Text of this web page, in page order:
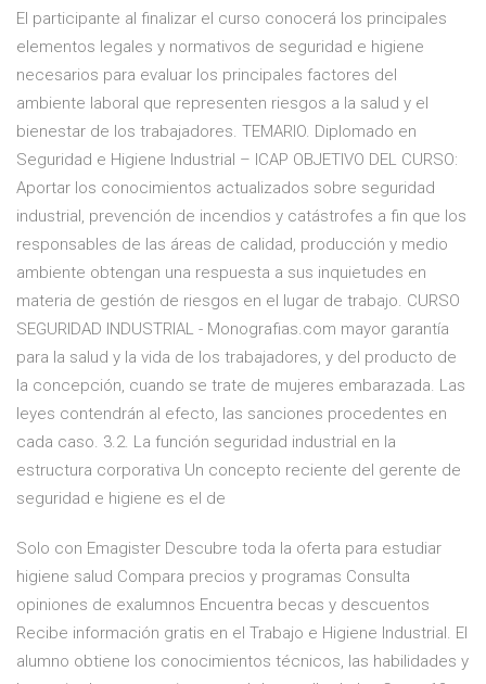
El participante al finalizar el curso conocerá los principales
elementos legales y normativos de seguridad e higiene
necesarios para evaluar los principales factores del
ambiente laboral que representen riesgos a la salud y el
bienestar de los trabajadores. TEMARIO. Diplomado en
Seguridad e Higiene Industrial – ICAP OBJETIVO DEL CURSO:
Aportar los conocimientos actualizados sobre seguridad
industrial, prevención de incendios y catástrofes a fin que los
responsables de las áreas de calidad, producción y medio
ambiente obtengan una respuesta a sus inquietudes en
materia de gestión de riesgos en el lugar de trabajo. CURSO
SEGURIDAD INDUSTRIAL - Monografias.com mayor garantía
para la salud y la vida de los trabajadores, y del producto de
la concepción, cuando se trate de mujeres embarazada. Las
leyes contendrán al efecto, las sanciones procedentes en
cada caso. 3.2. La función seguridad industrial en la
estructura corporativa Un concepto reciente del gerente de
seguridad e higiene es el de
Solo con Emagister Descubre toda la oferta para estudiar
higiene salud Compara precios y programas Consulta
opiniones de exalumnos Encuentra becas y descuentos
Recibe información gratis en el Trabajo e Higiene Industrial. El
alumno obtiene los conocimientos técnicos, las habilidades y